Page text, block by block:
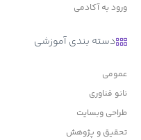
ورود به آکادمی
دسته بندی آموزشی
عمومی
نانو فناوری
طراحی وبسایت
تحقیق و پژوهش